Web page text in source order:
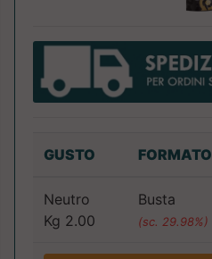
GUSTO FORMATO
Neutro
Kg 2.00
Busta
(sc. 29.98%)